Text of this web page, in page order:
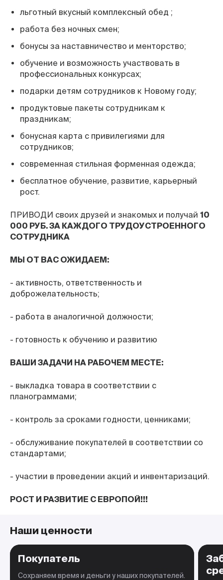
льготный вкусный комплексный обед ;
работа без ночных смен;
бонусы за наставничество и менторство;
обучение и возможность участвовать в
профессиональных конкурсах;
подарки детям сотрудников к Новому году;
продуктовые пакеты сотрудникам к
праздникам;
бонусная карта с привилегиями для
сотрудников;
современная стильная форменная одежда;
бесплатное обучение, развитие, карьерный
рост.
ПРИВОДИ своих друзей и знакомых и получай 10
000 РУБ. ЗА КАЖДОГО ТРУДОУСТРОЕННОГО
СОТРУДНИКА
МЫ ОТ ВАС ОЖИДАЕМ:
- активность, ответственность и
доброжелательность;
- работа в аналогичной должности;
- готовность к обучению и развитию
ВАШИ ЗАДАЧИ НА РАБОЧЕМ МЕСТЕ:
- выкладка товара в соответствии с
планограммами;
- контроль за сроками годности, ценниками;
- обслуживание покупателей в соответствии со
стандартами;
- участии в проведении акций и инвентаризаций.
РОСТ И РАЗВИТИЕ С ЕВРОПОЙ!!!
Наши ценности
Покупатель
Сохраняем время и деньги у наших покупателей.